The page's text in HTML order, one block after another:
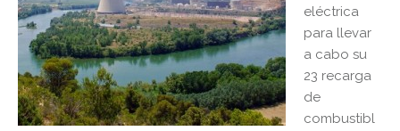
eléctrica
para llevar
a cabo su
23 recarga
de
combustibl